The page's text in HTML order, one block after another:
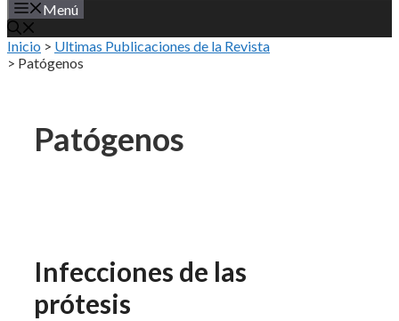
Menú
Inicio > Ultimas Publicaciones de la Revista
> Patógenos
Patógenos
Infecciones de las
prótesis